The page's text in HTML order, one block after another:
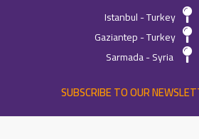
Istanbul - Turkey
Gaziantep - Turkey
Sarmada - Syria
SUBSCRIBE TO OUR